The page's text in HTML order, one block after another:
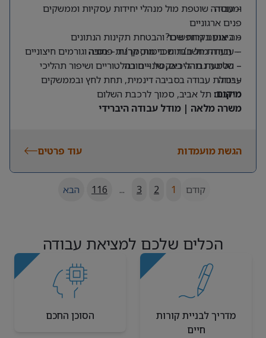
ומנוסה
– עבודה שוטפת מול מנהלי יחידות עסקיות וממשקים
פנים ארגוניים
– ביצוע בקרות שכר והבטחת תקינות הנתונים
– עבודה מול חברות ביטוח, קרנות פנסיה וגורמים חיצוניים
– הטמעת תהליכים, שינויים רגולטוריים ושיפור תהליכי
עבודה
מה אנחנו מחפשים?
– תעודת חשב/ת שכר מוסמך/ת – חובה
– שליטה גבוהה באקסל – חובה
– יכולת עבודה בסביבה דינמית, תחת לחץ ובממשקים
מרובים
מיקום: תל אביב, סמוך לרכבת השלום
משרה מלאה | מודל עבודה היברידי
הגשת מועמדות עוד פרטים
קודם 1
2
3
...
116 הבא
הכלים שלכם למציאת עבודה
מדריך לבניית קורות
חיים
הסוכן החכם